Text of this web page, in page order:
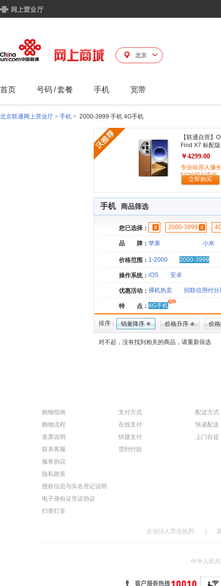
北京
首页 号码/套餐 手机 宽带
北京联通网上营业厅 > 手机 > 2000-3999 手机 4G手机
【联通自营】
Find X7 标配版
￥4299.00
专业哈苏人像
5G拍照AI手机
立即购买
手机 商品筛选
您已选择： 2000-3999
品 牌： 苹果 小米
价格范围： 1-2000 2000-3999
操作系统： iOS 安卓
优惠活动： 裸机热卖 招联信用付分
特 点： 4G手机
排序： 销量降序 价格升序 价
对不起，没有找到相关的商品，请重新筛选
购物指南
购物流程
发票说明
联系客服
服务协议
隐私政策
授权信息与实名登记说明
电子身份证凭证协议
扫黄打非
支付方式
在线支付
快捷支付
货到付款
配送方式
快递配送
上门自提
企业法人营业执照
中华人民